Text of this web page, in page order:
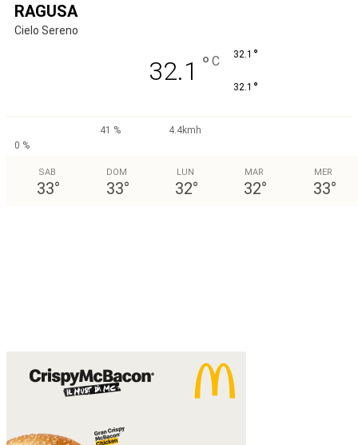
RAGUSA
Cielo Sereno
32.1 ° C 32.1 °
32.1 °
41 %
4.4kmh
0 %
SAB
33°
DOM
33°
LUN
32°
MAR
32°
MER
33°